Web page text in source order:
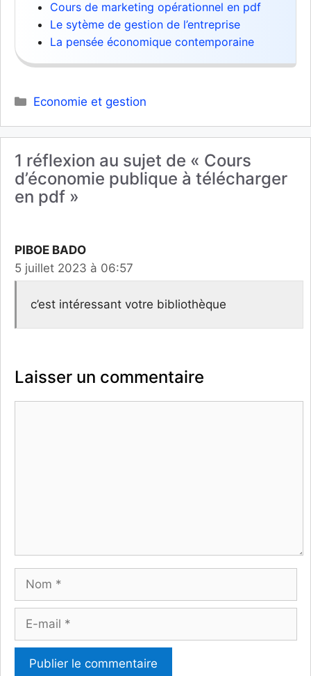
Cours de marketing opérationnel en pdf
Le sytème de gestion de l’entreprise
La pensée économique contemporaine
Catégories
Economie et gestion
1 réflexion au sujet de « Cours
d’économie publique à télécharger
en pdf »
PIBOE BADO
5 juillet 2023 à 06:57
c’est intéressant votre bibliothèque
Laisser un commentaire
Nom